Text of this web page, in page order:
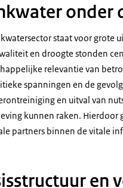
onder
staat voor grote
en droogte stonden
relevantie van
spanningen en de
en uitval van
kunnen raken. Hierdoor
partners binnen de vitale
en